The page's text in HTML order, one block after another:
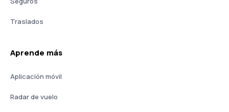
Traslados
Aprende más
Aplicación móvil
Radar de vuelo